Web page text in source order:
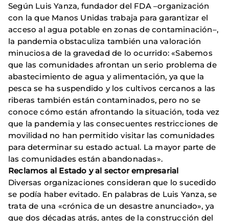
Según Luis Yanza, fundador del FDA –organización
con la que Manos Unidas trabaja para garantizar el
acceso al agua potable en zonas de contaminación­–,
la pandemia obstaculiza también una valoración
minuciosa de la gravedad de lo ocurrido: «Sabemos
que las comunidades afrontan un serio problema de
abastecimiento de agua y alimentación, ya que la
pesca se ha suspendido y los cultivos cercanos a las
riberas también están contaminados, pero no se
conoce cómo están afrontando la situación, toda vez
que la pandemia y las consecuentes restricciones de
movilidad no han permitido visitar las comunidades
para determinar su estado actual. La mayor parte de
las comunidades están abandonadas».
Reclamos al Estado y al sector empresarial
Diversas organizaciones consideran que lo sucedido
se podía haber evitado. En palabras de Luis Yanza, se
trata de una «crónica de un desastre anunciado», ya
que dos décadas atrás, antes de la construcción del